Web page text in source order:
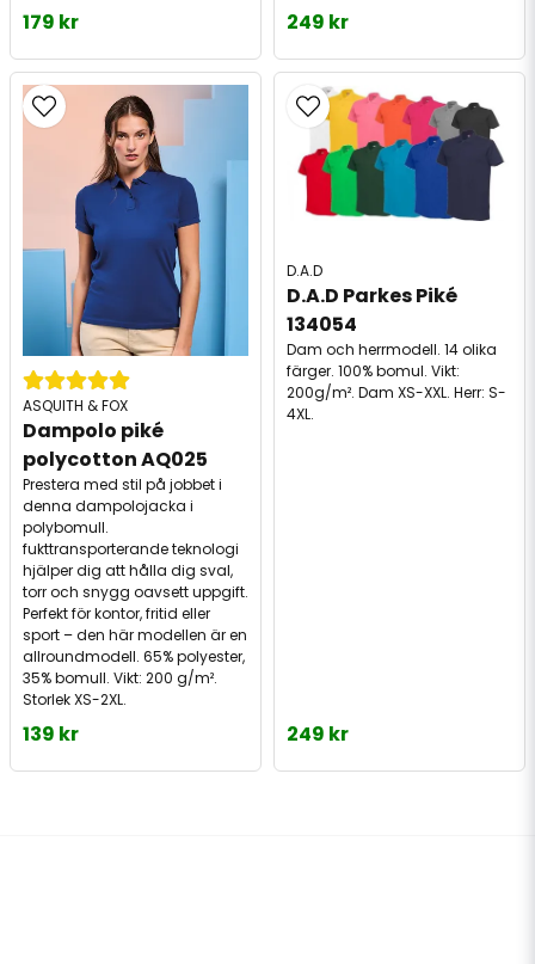
179 kr 249 kr
ASQUITH & FOX
Dampolo piké
polycotton AQ025
Prestera med stil på jobbet i
denna dampolojacka i
polybomull.
fukttransporterande teknologi
hjälper dig att hålla dig sval,
torr och snygg oavsett uppgift.
Perfekt för kontor, fritid eller
sport – den här modellen är en
allroundmodell. 65% polyester,
35% bomull. Vikt: 200 g/m².
Storlek XS-2XL.
139 kr
D.A.D
D.A.D Parkes Piké
134054
Dam och herrmodell. 14 olika
färger. 100% bomul. Vikt:
200g/m². Dam XS-XXL. Herr: S-
4XL.
249 kr